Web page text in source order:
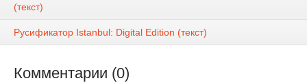
(текст)
Русификатор Istanbul: Digital Edition (текст)
Комментарии (0)